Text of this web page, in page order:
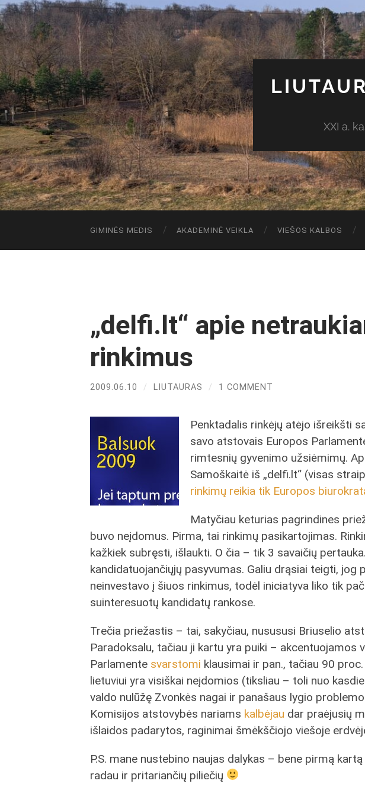
XXI a.
GIMINĖS MEDIS AKADEMINĖ VEIKLA VIEŠOS KALBOS
„delfi.lt“ apie
rinkimus
2009.06.10 / LIUTAURAS / 1 COMMENT
Penktadalis rinkėjų atėjo išreikšti
savo atstovais Europos
rimtesnių gyvenimo užsiėmimų.
Samoškaitė iš „delfi.lt“ (visas
rinkimų reikia tik Europos
Matyčiau keturias pagrindines
buvo neįdomus. Pirma, tai rinkimų pasikartojimas.
kažkiek subręsti, išlaukti. O čia – tik 3 savaičių
kandidatuojančiųjų pasyvumas. Galiu drąsiai teigti, jog
neinvestavo į šiuos rinkimus, todėl iniciatyva liko tik
suinteresuotų kandidatų rankose.
Trečia priežastis – tai, sakyčiau, nusususi Briuselio
Paradoksalu, tačiau ji kartu yra puiki – akcentuojamos
Parlamente svarstomi klausimai ir pan., tačiau 90
lietuviui yra visiškai neįdomios (tiksliau – toli nuo
valdo nulūžę Zvonkės nagai ir panašaus lygio
Komisijos atstovybės nariams kalbėjau dar praėjusių
išlaidos padarytos, raginimai šmėkščiojo viešoje
P.S. mane nustebino naujas dalykas – bene pirmą
radau ir pritariančių piliečių